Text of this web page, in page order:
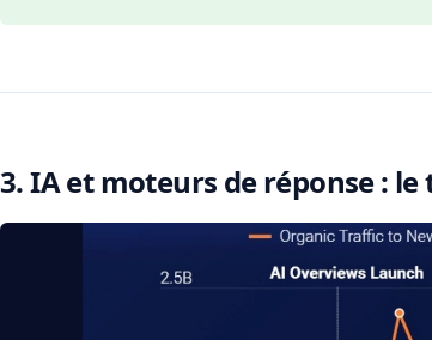
3. IA et moteurs de réponse : le